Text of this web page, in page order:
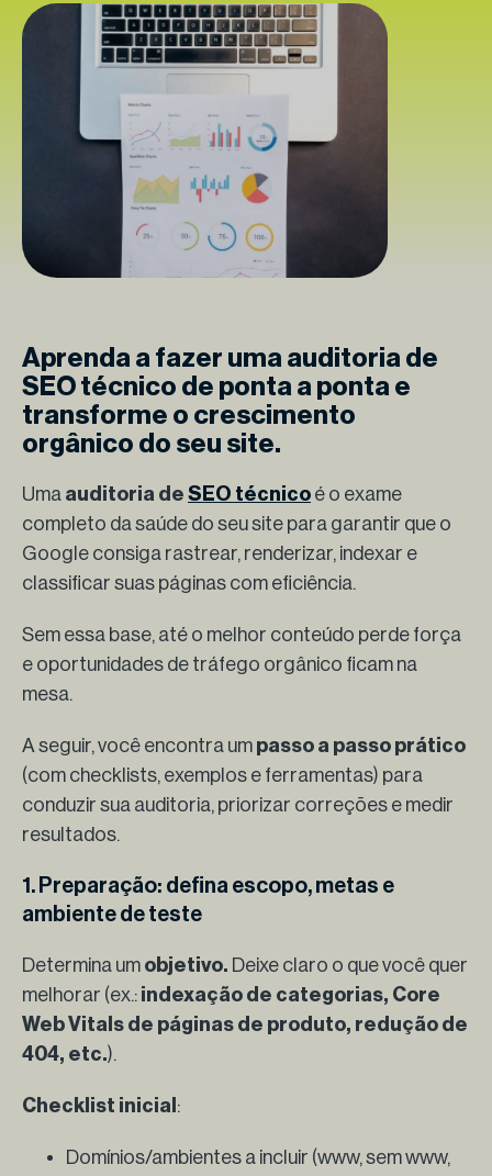
Aprenda a fazer uma auditoria de
SEO técnico de ponta a ponta e
transforme o crescimento
orgânico do seu site.
Uma auditoria de SEO técnico é o exame
completo da saúde do seu site para garantir que o
Google consiga rastrear, renderizar, indexar e
classificar suas páginas com eficiência.
Sem essa base, até o melhor conteúdo perde força
e oportunidades de tráfego orgânico ficam na
mesa.
A seguir, você encontra um passo a passo prático
(com checklists, exemplos e ferramentas) para
conduzir sua auditoria, priorizar correções e medir
resultados.
1. Preparação: defina escopo, metas e
ambiente de teste
Determina um objetivo. Deixe claro o que você quer
melhorar (ex.: indexação de categorias, Core
Web Vitals de páginas de produto, redução de
404, etc.).
Checklist inicial :
Domínios/ambientes a incluir (www, sem www,